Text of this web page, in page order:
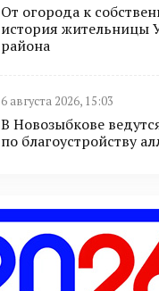
От огорода к
история жительницы
района
6 августа 2026, 15:03
В Новозыбкове
по благоустройству